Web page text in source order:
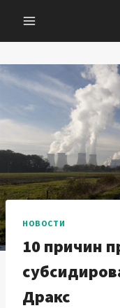
содержанию
НОВОСТИ
10 причин
Дракс